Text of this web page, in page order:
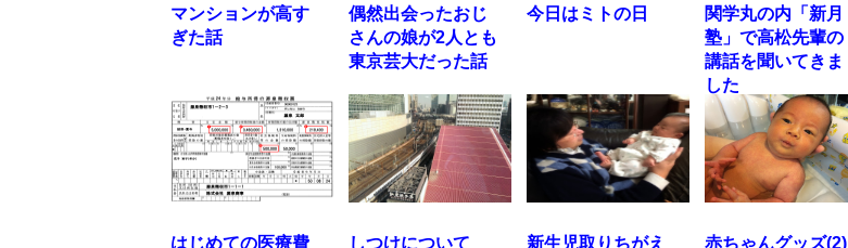
マンションが高す
ぎた話
偶然出会ったおじ
さんの娘が2人とも
東京芸大だった話
今日はミトの日
関学丸の内「新月
塾」で高松先輩の
講話を聞いてきま
した
はじめての医療費
しつけについて 新生児取りちがえ
赤ちゃんグッズ(2)